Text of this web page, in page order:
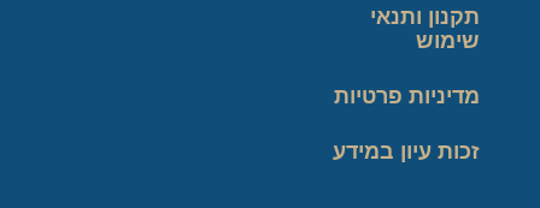
תקנון ותנאי
שימוש
מדיניות פרטיות
זכות עיון במידע